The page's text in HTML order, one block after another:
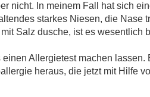
nicht. In meinem Fall hat sich
starkes Niesen, die Nase
Salz dusche, ist es wesentlich
Allergietest machen
heraus, die jetzt mit Hilfe